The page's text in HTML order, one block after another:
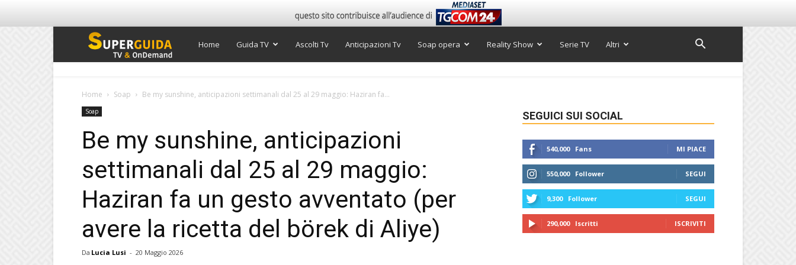
Super
Home Guida TV Ascolti Tv Anticipazioni Tv Soap opera Reality Show Serie TV Altri
Home Soap Be my sunshine, anticipazioni settimanali dal 25 al 29 maggio: Haziran fa...
Soap
Be my sunshine, anticipazioni
settimanali dal 25 al 29 maggio:
Haziran fa un gesto avventato (per
avere la ricetta del börek di Aliye)
Da Lucia Lusi - 20 Maggio 2026
SEGUICI SUI SOCIAL
540,000 Fans MI PIACE
550,000 Follower SEGUI
9,300 Follower SEGUI
290,000 Iscritti ISCRIVITI